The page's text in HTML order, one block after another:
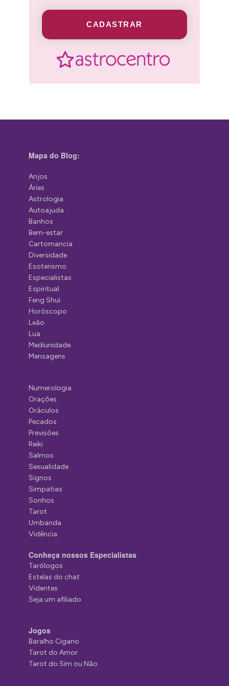
CADASTRAR
Mapa do Blog:
Anjos
Áries
Astrologia
Autoajuda
Banhos
Bem-estar
Cartomancia
Diversidade
Esoterismo
Especialistas
Espiritual
Feng Shui
Horóscopo
Leão
Lua
Mediunidade
Mensagens
Numerologia
Orações
Oráculos
Pecados
Previsões
Reiki
Salmos
Sexualidade
Signos
Simpatias
Sonhos
Tarot
Umbanda
Vidência
Conheça nossos Especialistas
Tarólogos
Estelas do chat
Videntes
Seja um afiliado
Jogos
Baralho Cigano
Tarot do Amor
Tarot do Sim ou Não